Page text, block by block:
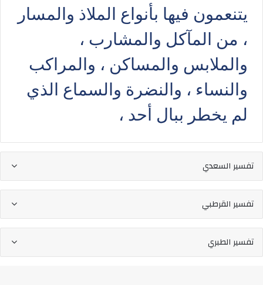
يتنعمون فيها بأنواع الملاذ والمسار
، من المآكل والمشارب ،
والملابس والمساكن ، والمراكب
والنساء ، والنضرة والسماع الذي
لم يخطر ببال أحد ،
تفسير السعدي
تفسير القرطبي
تفسير الطبري